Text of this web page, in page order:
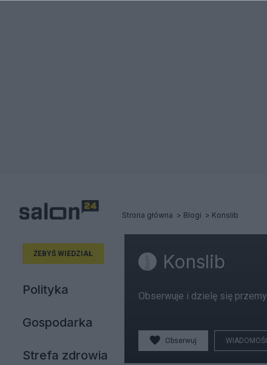
Strona główna Blogi Konslib
ŻEBYŚ WIEDZIAŁ
Polityka
Gospodarka
Strefa zdrowia
Konslib
Obserwuje i dzielę się
Obserwuj